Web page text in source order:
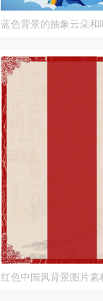
蓝色背景的抽象云朵和
红色中国风背景图片素